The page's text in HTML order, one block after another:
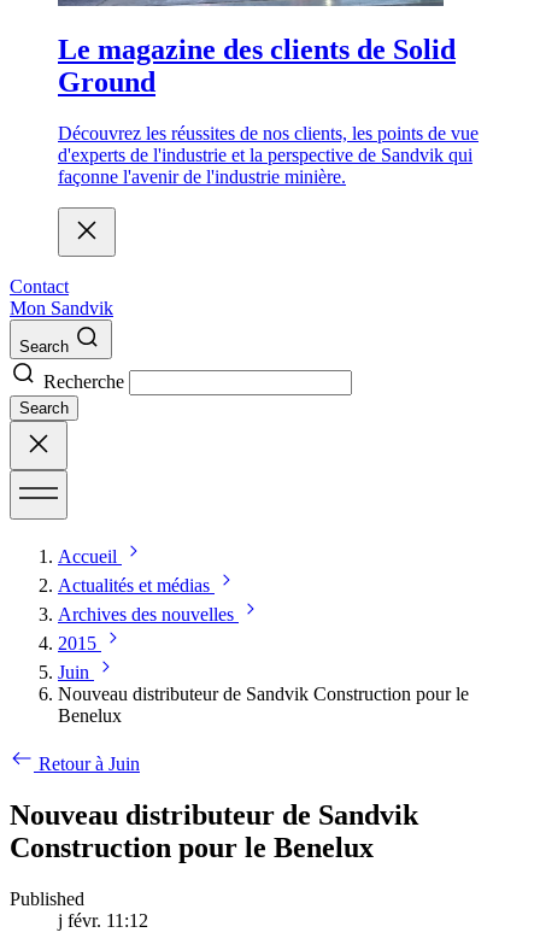
Le magazine des clients de Solid
Ground
Découvrez les réussites de nos clients, les points de vue
d'experts de l'industrie et la perspective de Sandvik qui
façonne l'avenir de l'industrie minière.
Contact
Mon Sandvik
Search
Recherche
Search
Accueil
Actualités et médias
Archives des nouvelles
2015
Juin
Nouveau distributeur de Sandvik Construction pour le
Benelux
Retour à Juin
Nouveau distributeur de Sandvik
Construction pour le Benelux
Published
j févr. 11:12